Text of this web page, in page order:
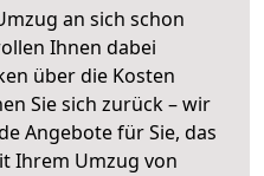
an sich schon
Ihnen dabei
über die Kosten
Sie sich zurück – wir
Angebote für Sie, das
Ihrem Umzug von